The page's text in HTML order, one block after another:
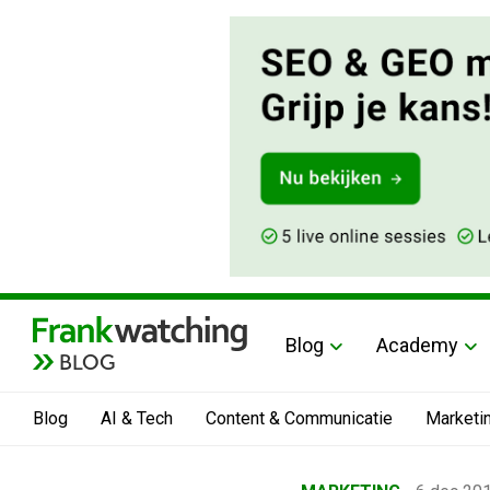
BLOG
Blog Academy
Blog AI & Tech Content & Communicatie